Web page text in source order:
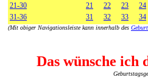
21-30
21 22 23 24
31-36
31 32 33 34
(Mit obiger Navigationsleiste kann innerhalb des
Das wünsche ich